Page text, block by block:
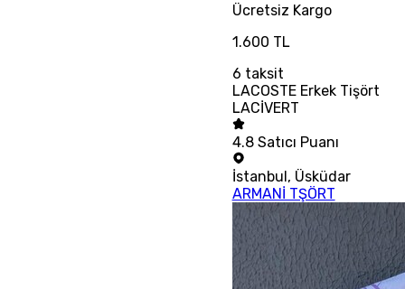
Ücretsiz Kargo
1.600 TL
6 taksit
LACOSTE Erkek Tişört
LACİVERT
4.8 Satıcı Puanı
İstanbul, Üsküdar
ARMANİ TŞÖRT